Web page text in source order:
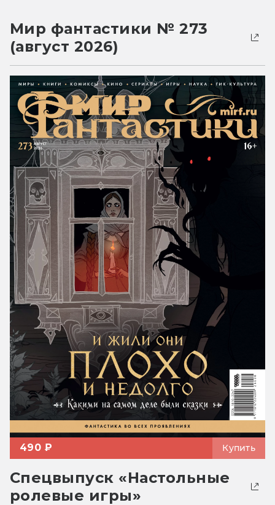
Мир фантастики № 273
(август 2026)
490 ₽ Купить
Спецвыпуск «Настольные
ролевые игры»